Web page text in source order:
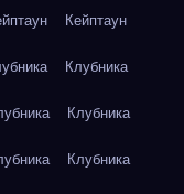
Кейптаун
Клубника
Клубника
Клубника